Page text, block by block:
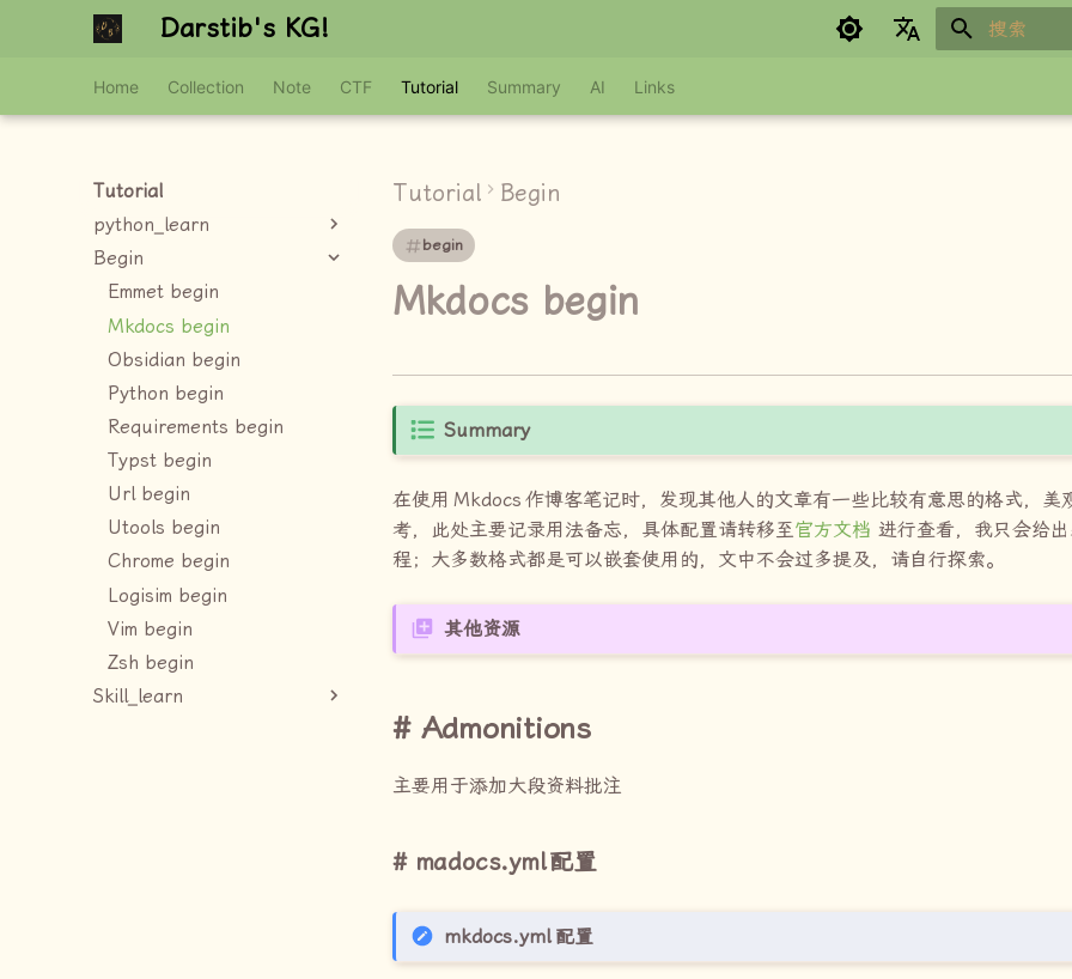
Darstib's KG!
Home Collection Note CTF Tutorial Summary AI Links
Tutorial
python_learn
Begin
Emmet begin
Mkdocs begin
Obsidian begin
Python begin
Requirements begin
Typst begin
Url begin
Utools begin
Chrome begin
Logisim begin
Vim begin
Zsh begin
Skill_learn
Tutorial Begin
begin
Mkdocs begin
Summary
在使用 Mkdocs 作博客笔记时，发现其他人的文章有一些比较有意思的格式，美
考，此处主要记录用法备忘，具体配置请转移至官方文档 进行查看，我只会给
程；大多数格式都是可以嵌套使用的，文中不会过多提及，请自行探索。
其他资源
Admonitions
主要用于添加大段资料批注
madocs.yml配置
mkdocs.yml 配置